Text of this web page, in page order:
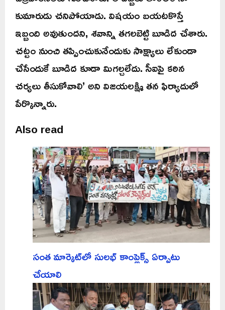
కుమారుడు చనిపోయాడు. విషయం బయటకొస్తే
ఇబ్బంది అవుతుందని, శవాన్ని తగలబెట్టి బూడిద చేశారు.
చట్టం నుంచి తప్పించుకునేందుకు సాక్ష్యాలు లేకుండా
చేసేందుకే బూడిద కూడా మిగల్చలేదు. సీఐపై కఠిన
చర్యలు తీసుకోవాలి’ అని విజయలక్ష్మి తన ఫిర్యాదులో
పేర్కొన్నారు.
Also read
సంత మార్కెట్‌లో సులభ్ కాంప్లెక్స్ ఏర్పాటు
చేయాలి